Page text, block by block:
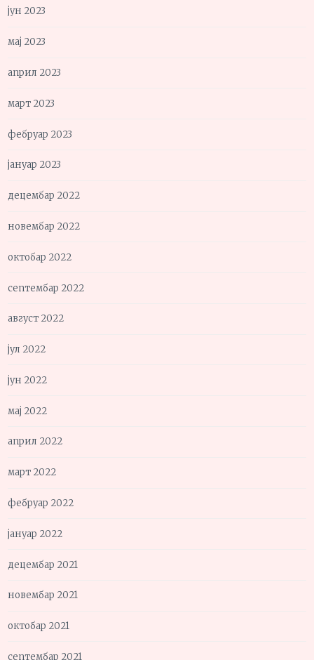
јун 2023
мај 2023
април 2023
март 2023
фебруар 2023
јануар 2023
децембар 2022
новембар 2022
октобар 2022
септембар 2022
август 2022
јул 2022
јун 2022
мај 2022
април 2022
март 2022
фебруар 2022
јануар 2022
децембар 2021
новембар 2021
октобар 2021
септембар 2021